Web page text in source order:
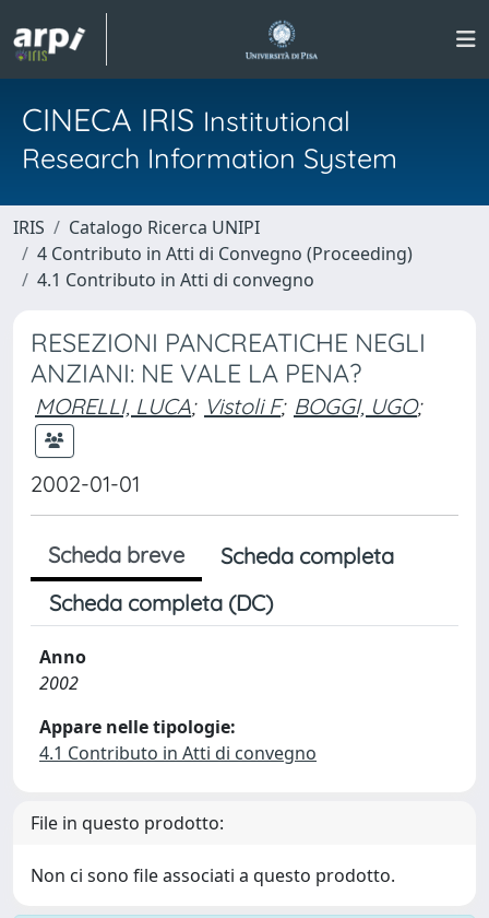
CINECA IRIS Institutional
Research Information System
IRIS
Catalogo Ricerca UNIPI
4 Contributo in Atti di Convegno (Proceeding)
4.1 Contributo in Atti di convegno
RESEZIONI PANCREATICHE NEGLI
ANZIANI: NE VALE LA PENA?
MORELLI, LUCA; Vistoli F; BOGGI, UGO;
2002-01-01
Scheda breve
Scheda completa
Scheda completa (DC)
Anno
2002
Appare nelle tipologie:
4.1 Contributo in Atti di convegno
File in questo prodotto:
Non ci sono file associati a questo prodotto.